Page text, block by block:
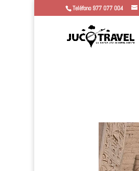
Teléfono 977 077 004